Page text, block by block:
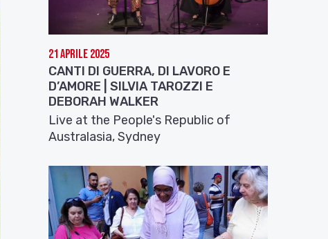
21 Aprile 2025
CANTI DI GUERRA, DI LAVORO E
D’AMORE | SILVIA TAROZZI E
DEBORAH WALKER
Live at the People's Republic of
Australasia, Sydney